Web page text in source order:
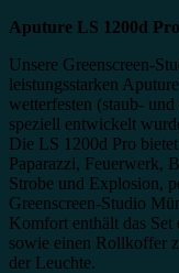
Aputure LS 1200d
Unsere Greenscreen-
leistungsstarken
wetterfesten (staub-
speziell entwickelt
Die LS 1200d Pro
Paparazzi, Feuerwerk,
Strobe und Explosion,
Greenscreen-Studio
Komfort enthält das Set
sowie einen Rollkoffer
der Leuchte.